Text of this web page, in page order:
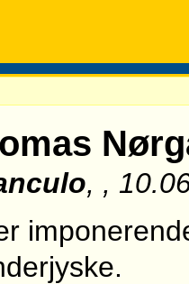
, ,